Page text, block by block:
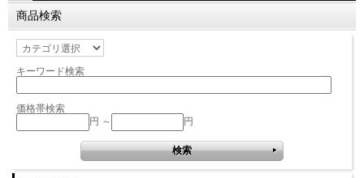
商品検索
キーワード検索
価格帯検索
円 ～
円